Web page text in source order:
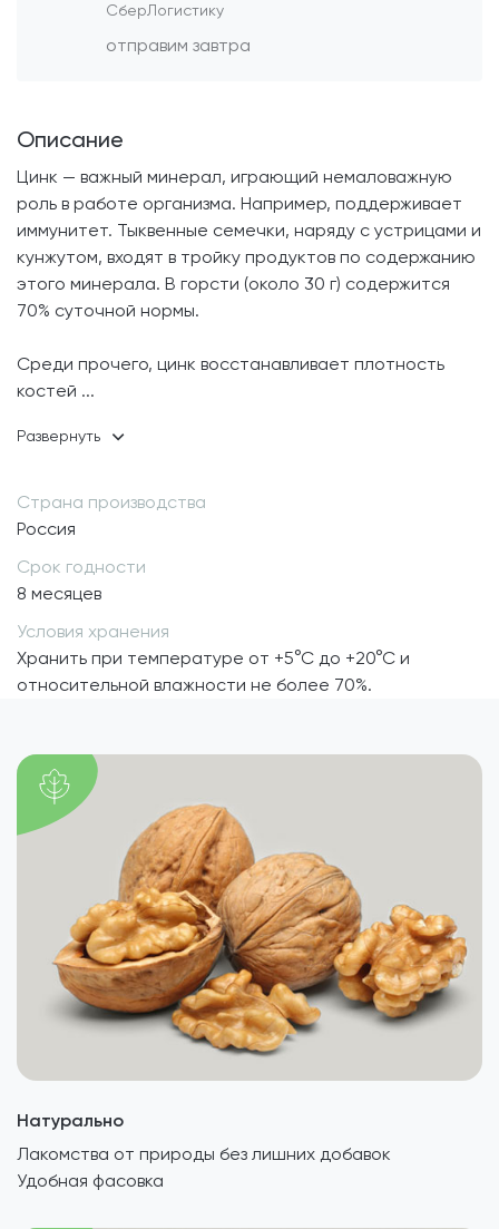
СберЛогистику
отправим завтра
Описание
Цинк — важный минерал, играющий немаловажную
роль в работе организма. Например, поддерживает
иммунитет. Тыквенные семечки, наряду с устрицами и
кунжутом, входят в тройку продуктов по содержанию
этого минерала. В горсти (около 30 г) содержится
70% суточной нормы.
Среди прочего, цинк восстанавливает плотность
костей ...
Страна производства
Россия
Срок годности
8 месяцев
Условия хранения
Хранить при температуре от +5°С до +20°С и
относительной влажности не более 70%.
Натурально
Лакомства от природы без лишних добавок
Удобная фасовка